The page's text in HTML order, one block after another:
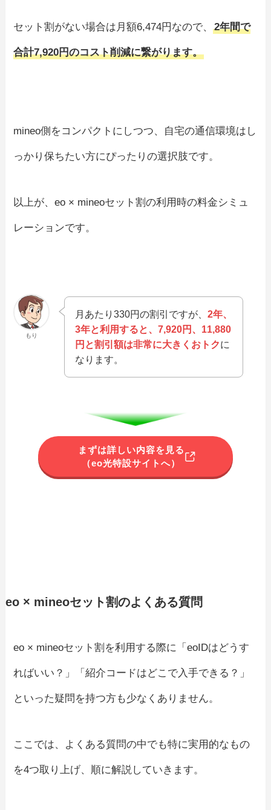
セット割がない場合は月額6,474円なので、2年間で
合計7,920円のコスト削減に繋がります。
mineo側をコンパクトにしつつ、自宅の通信環境はし
っかり保ちたい方にぴったりの選択肢です。
以上が、eo × mineoセット割の利用時の料金シミュ
レーションです。
もり
月あたり330円の割引ですが、 2年、
3年と利用すると、7,920円、11,880
円と割引額は非常に大きくおトクに
なります。
まずは詳しい内容を見る
（eo光特設サイトへ）
eo × mineoセット割のよくある質問
eo × mineoセット割を利用する際に「eoIDはどうす
ればいい？」「紹介コードはどこで入手できる？」
といった疑問を持つ方も少なくありません。
ここでは、よくある質問の中でも特に実用的なもの
を4つ取り上げ、順に解説していきます。